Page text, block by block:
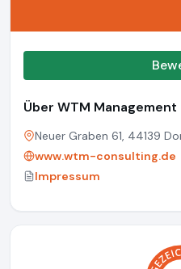
Über WTM
Neuer Graben 61, 44139
www.wtm-consulting.de
Impressum